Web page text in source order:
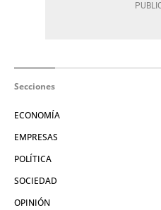
Secciones
ECONOMÍA
EMPRESAS
POLÍTICA
SOCIEDAD
OPINIÓN